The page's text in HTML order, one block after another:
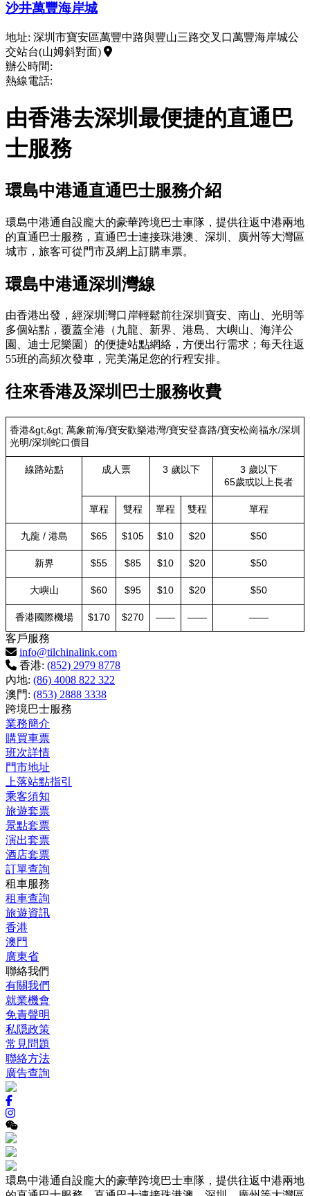
沙井萬豐海岸城
地址: 深圳市寶安區萬豐中路與豐山三路交叉口萬豐海岸城公
交站台(山姆斜對面)
辦公時間:
熱線電話:
由香港去深圳最便捷的直通巴
士服務
環島中港通直通巴士服務介紹
環島中港通自設龐大的豪華跨境巴士車隊，提供往返中港兩地
的直通巴士服務，直通巴士連接珠港澳、深圳、廣州等大灣區
城市，旅客可從門市及網上訂購車票。
環島中港通深圳灣線
由香港出發，經深圳灣口岸輕鬆前往深圳寶安、南山、光明等
多個站點，覆蓋全港（九龍、新界、港島、大嶼山、海洋公
園、迪士尼樂園）的便捷站點網絡，方便出行需求；每天往返
55班的高頻次發車，完美滿足您的行程安排。
往來香港及深圳巴士服務收費
香港&gt;&gt; 萬象前海/寶安歡樂港灣/寶安登喜路/寶安松崗福永/深圳
光明/深圳蛇口價目
線路站點 成人票 3 歲以下
3 歲以下
65歲或以上長者
單程 雙程 單程 雙程 單程
九龍 / 港島 $65 $105 $10 $20 $50
新界 $55 $85 $10 $20 $50
大嶼山 $60 $95 $10 $20 $50
香港國際機場 $170 $270 —— —— ——
客戶服務
info@tilchinalink.com
香港: (852) 2979 8778
內地: (86) 4008 822 322
澳門: (853) 2888 3338
跨境巴士服務
業務簡介
購買車票
班次詳情
門市地址
上落站點指引
乘客須知
旅遊套票
景點套票
演出套票
酒店套票
訂單查詢
租車服務
租車查詢
旅遊資訊
香港
澳門
廣東省
聯絡我們
有關我們
就業機會
免責聲明
私隠政策
常見問題
聯絡方法
廣告查詢
環島中港通自設龐大的豪華跨境巴士車隊，提供往返中港兩地